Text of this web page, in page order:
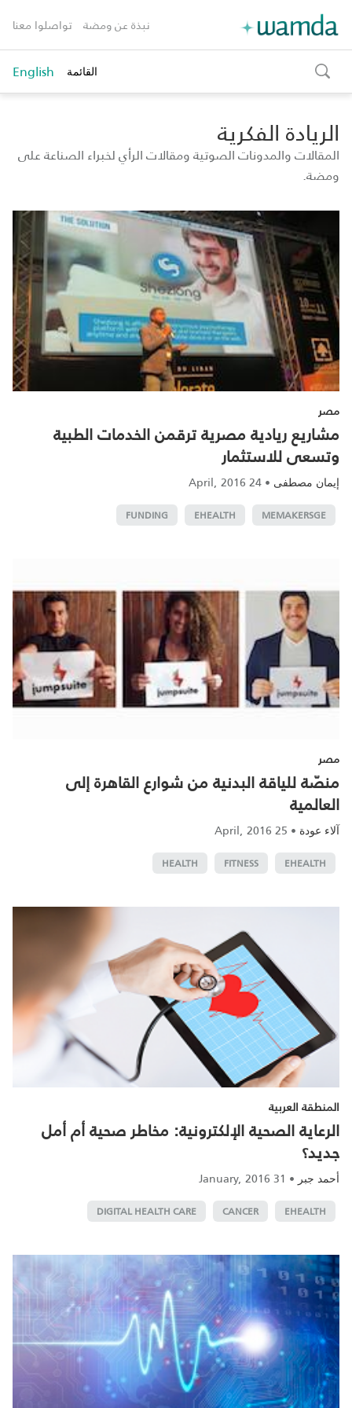
نبذة عن ومضة تواصلوا معنا
toggle
search
القائمة English
الريادة الفكرية
المقالات والمدونات الصوتية ومقالات الرأي لخبراء الصناعة على
ومضة.
مصر
مشاريع ريادية مصرية ترقمن الخدمات الطبية
وتسعى للاستثمار
إيمان مصطفى •
24 April, 2016
MEMAKERSGE
EHEALTH
FUNDING
مصر
منصّة للياقة البدنية من شوارع القاهرة إلى
العالمية
آلاء عودة •
25 April, 2016
EHEALTH
FITNESS
HEALTH
المنطقة العربية
الرعاية الصحية الإلكترونية: مخاطر صحية أم أمل
جديد؟
أحمد جبر •
31 January, 2016
EHEALTH
CANCER
DIGITAL HEALTH CARE